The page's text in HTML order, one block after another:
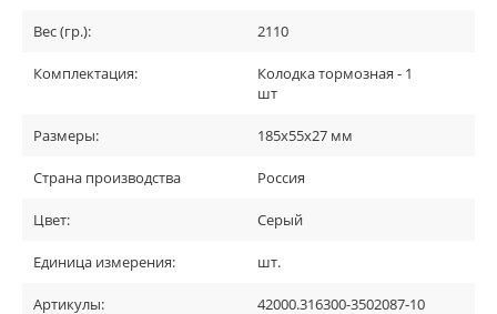
Вес (гр.): 2110
Комплектация:
Колодка тормозная - 1
шт
Размеры: 185x55x27 мм
Страна производства Россия
Цвет: Серый
Единица измерения: шт.
Артикулы: 42000.316300-3502087-10